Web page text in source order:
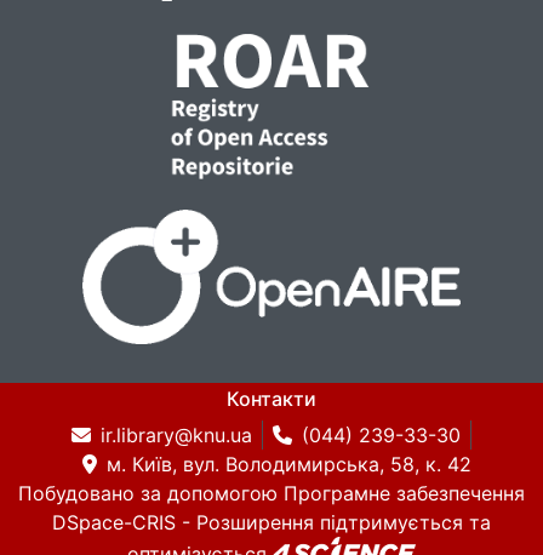
Контакти
ir.library@knu.ua
(044) 239-33-30
м. Київ, вул. Володимирська, 58, к. 42
Побудовано за допомогою Програмне забезпечення
DSpace-CRIS - Розширення підтримується та